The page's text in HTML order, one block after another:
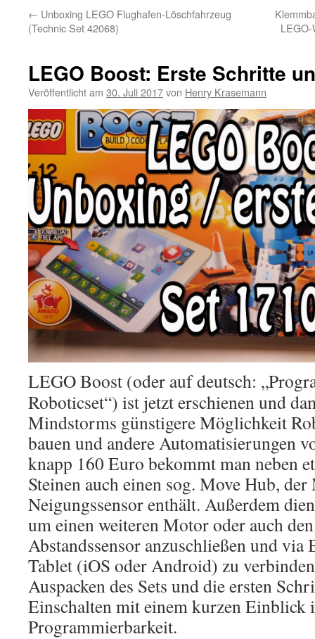
← Unboxing LEGO Flughafen-Löschfahrzeug
(Technic Set 42068)
LEGO Boost: Erste Schritte
Veröffentlicht am 30. Juli 2017von Henry Krasemann
LEGO Boost (oder auf deutsch:
Roboticset“) ist jetzt erschienen und
Mindstorms günstigere Möglichkeit
bauen und andere Automatisierungen
knapp 160 Euro bekommt man neben
Steinen auch einen sog. Move Hub,
Neigungssensor enthält. Außerdem
um einen weiteren Motor oder auch
Abstandssensor anzuschließen und
Tablet (iOS oder Android) zu
Auspacken des Sets und die ersten
Einschalten mit einem kurzen Einblick
Programmierbarkeit.